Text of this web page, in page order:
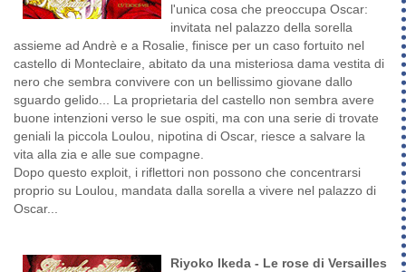
l'unica cosa che preoccupa Oscar:
invitata nel palazzo della sorella
assieme ad Andrè e a Rosalie, finisce per un caso fortuito nel
castello di Monteclaire, abitato da una misteriosa dama vestita di
nero che sembra convivere con un bellissimo giovane dallo
sguardo gelido... La proprietaria del castello non sembra avere
buone intenzioni verso le sue ospiti, ma con una serie di trovate
geniali la piccola Loulou, nipotina di Oscar, riesce a salvare la
vita alla zia e alle sue compagne.
Dopo questo exploit, i riflettori non possono che concentrarsi
proprio su Loulou, mandata dalla sorella a vivere nel palazzo di
Oscar...
Riyoko Ikeda - Le rose di Versailles